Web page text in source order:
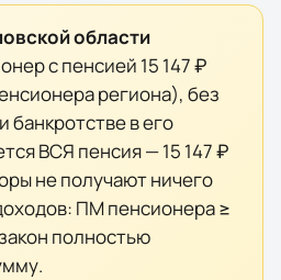
области
с пенсией 15 147 ₽
региона), без
в его
ВСЯ пенсия —15 147 ₽
не получают ничего
ПМ пенсионера ≥
полностью